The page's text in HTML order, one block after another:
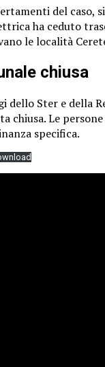
del caso,
ha ceduto
le località
chiusa
dello Ster e della
chiusa. Le
specifica.